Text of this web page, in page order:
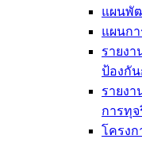
แผนพั
แผนกา
รายง
ป้องกัน
รายง
การทุจ
โครง